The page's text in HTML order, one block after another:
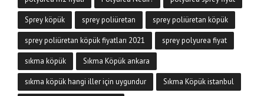
Sprey köpük sprey poliüretan sprey poliüretan köpük
sprey poliüretan köpük fiyatları 2021 sprey polyurea fiyat
sıkma köpük Sıkma Köpük ankara
sıkma köpük hangi iller için uygundur Sıkma Köpük istanbul